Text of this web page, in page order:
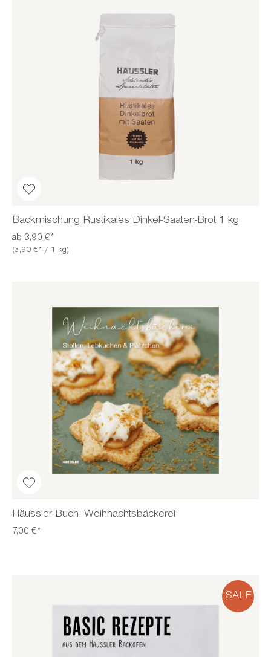
Backmischung Rustikales Dinkel-Saaten-Brot 1 kg
ab 3,90 €*
(3,90 €* / 1 kg)
Häussler Buch: Weihnachtsbäckerei
7,00 €*
SALE